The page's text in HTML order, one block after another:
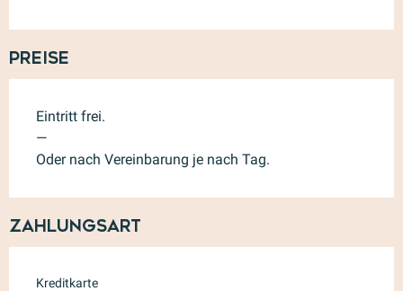
Preise
Eintritt frei.
—
Oder nach Vereinbarung je nach Tag.
Zahlungsart
Kreditkarte